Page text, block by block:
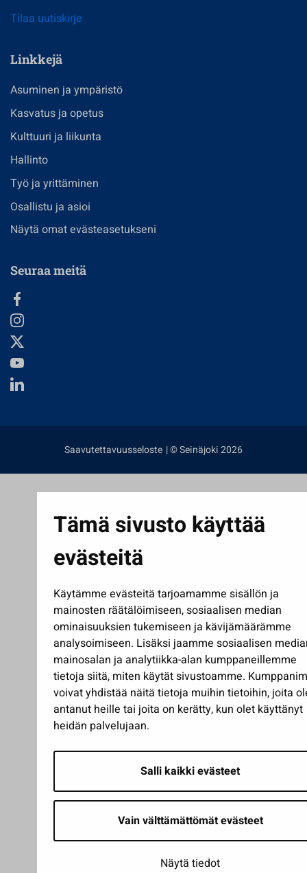
Tämä sivusto käyttää
evästeitä
Käytämme evästeitä tarjoamamme sisällön ja
mainosten räätälöimiseen, sosiaalisen median
ominaisuuksien tukemiseen ja kävijämäärämme
analysoimiseen. Lisäksi jaamme sosiaalisen
mainosalan ja analytiikka-alan kumppaneillemme
tietoja siitä, miten käytät sivustoamme.
voivat yhdistää näitä tietoja muihin tietoihin, joita
antanut heille tai joita on kerätty, kun olet käyttänyt
heidän palvelujaan.
Salli kaikki evästeet
Vain välttämättömät evästeet
Näytä tiedot
Tilaa uutiskirje
Linkkejä
Asuminen ja ympäristö
Kasvatus ja opetus
Kulttuuri ja liikunta
Hallinto
Työ ja yrittäminen
Osallistu ja asioi
Näytä omat evästeasetukseni
Seuraa meitä
Saavutettavuusseloste | © Seinäjoki 2026